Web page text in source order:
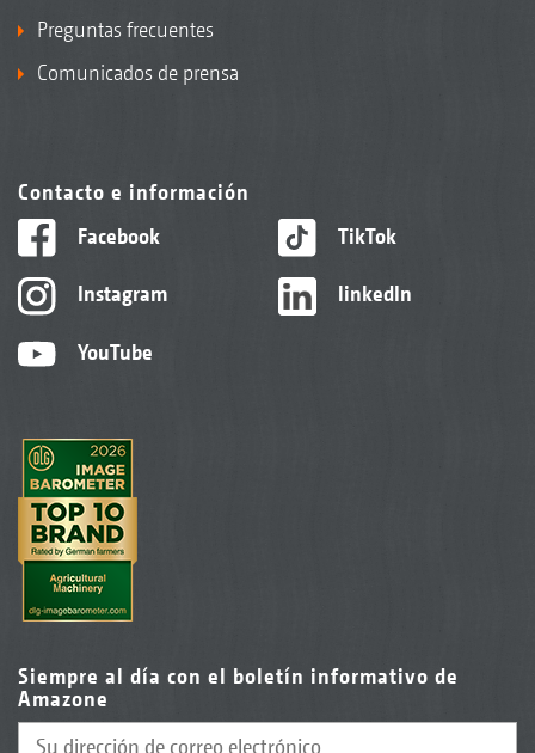
Preguntas frecuentes
Comunicados de prensa
Contacto e información
Facebook
Instagram
YouTube
TikTok
linkedIn
Siempre al día con el boletín informativo de
Amazone